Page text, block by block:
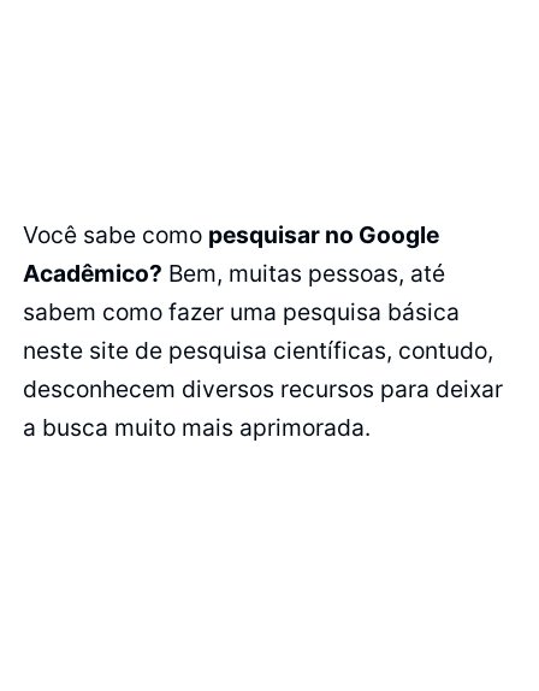
Você sabe como pesquisar no Google
Acadêmico? Bem, muitas pessoas, até
sabem como fazer uma pesquisa básica
neste site de pesquisa científicas, contudo,
desconhecem diversos recursos para deixar
a busca muito mais aprimorada.